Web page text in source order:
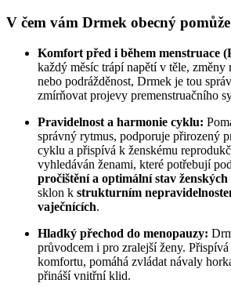
V čem vám Drmek obecný
Komfort před i během menstruace
každý měsíc trápí napětí v těle, změny
nebo podrážděnost, Drmek je tou
zmírňovat projevy premenstruačního
Pravidelnost a harmonie cyklu:
správný rytmus, podporuje přirozený
cyklu a přispívá k ženskému
vyhledáván ženami, které potřebují
pročištění a optimální stav ženských
sklon k strukturním
vaječnících.
Hladký přechod do menopauzy:
průvodcem i pro zralejší ženy.
komfortu, pomáhá zvládat návaly
přináší vnitřní klid.